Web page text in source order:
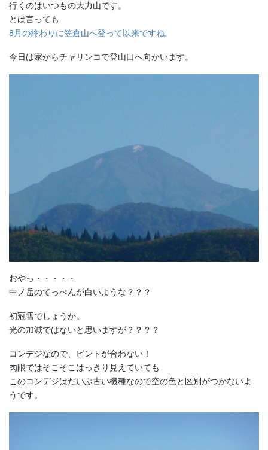
行くのはいつもの大力山です。
とは言っても
8月の終わりに笠倉山へ登って以来ですね。
今日は家からチャリンコで登山口へ向かいます。
おやっ・・・・・
中ノ岳のてっぺんが白いような？？？
初冠雪でしょうか。
光の加減ではないと思いますが？？？？
コンデジなので、ピントが合わない！
肉眼ではそこそこはっきり見えていても
このコンデジはだいぶ古い機種なので空の色と区別がつかないよ
うです。